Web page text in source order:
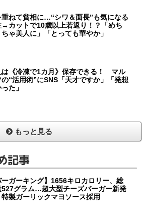
重ねて貧相に…“シワ＆面長”も気になる
→カットで10歳以上若返り！？「めち
ちゃ美人に」「とっても華やか」
は《冷凍で1カ月》保存できる！ マル
の“活用術”にSNS「天才ですか」「発想
た」
もっと見る
記事
ーガーキング】1656キロカロリー、総
527グラム…超大型チーズバーガー新発
製ガーリックマヨソース採用